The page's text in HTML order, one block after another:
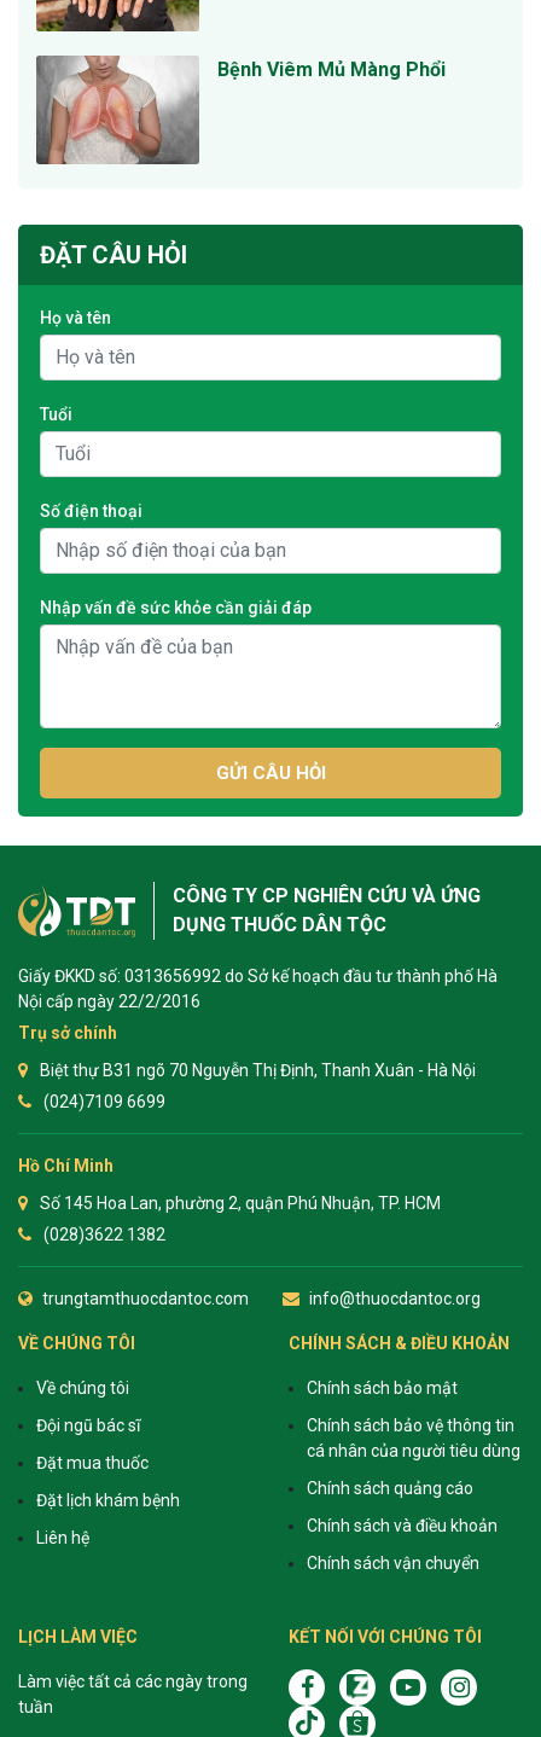
Bệnh Viêm Mủ Màng Phổi
ĐẶT CÂU HỎI
Họ và tên
Tuổi
Số điện thoại
Nhập vấn đề sức khỏe cần giải đáp
GỬI CÂU HỎI
CÔNG TY CP NGHIÊN CỨU VÀ ỨNG
DỤNG THUỐC DÂN TỘC
Giấy ĐKKD số: 0313656992 do Sở kế hoạch đầu tư thành phố Hà
Nội cấp ngày 22/2/2016
Trụ sở chính
Biệt thự B31 ngõ 70 Nguyễn Thị Định, Thanh Xuân - Hà Nội
(024)7109 6699
Hồ Chí Minh
Số 145 Hoa Lan, phường 2, quận Phú Nhuận, TP. HCM
(028)3622 1382
trungtamthuocdantoc.com info@thuocdantoc.org
VỀ CHÚNG TÔI
Về chúng tôi
Đội ngũ bác sĩ
Đặt mua thuốc
Đặt lịch khám bệnh
Liên hệ
CHÍNH SÁCH & ĐIỀU KHOẢN
Chính sách bảo mật
Chính sách bảo vệ thông tin
cá nhân của người tiêu dùng
Chính sách quảng cáo
Chính sách và điều khoản
Chính sách vận chuyển
LỊCH LÀM VIỆC
Làm việc tất cả các ngày trong
tuần
KẾT NỐI VỚI CHÚNG TÔI